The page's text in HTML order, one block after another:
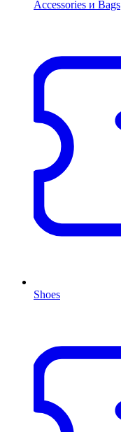
Accessories и Bags
Shoes